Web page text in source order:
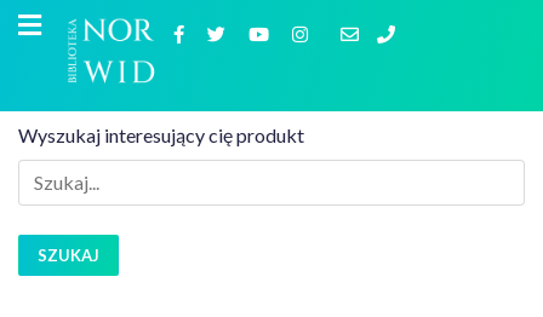
Wyszukaj interesujący cię produkt
SZUKAJ